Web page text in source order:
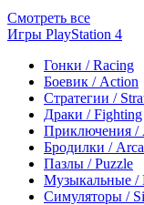
Смотреть все
Игры PlayStation 4
Гонки / Racing
Боевик / Action
Стратегии /
Драки / Fighting
Приключения /
Бродилки /
Пазлы / Puzzle
Музыкальные /
Симуляторы /